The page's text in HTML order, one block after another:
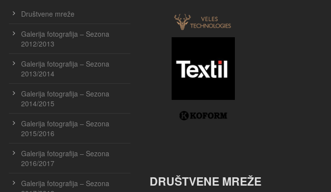
Društvene mreže
Galerija fotografija – Sezona
2012/2013
Galerija fotografija – Sezona
2013/2014
Galerija fotografija – Sezona
2014/2015
Galerija fotografija – Sezona
2015/2016
Galerija fotografija – Sezona
2016/2017
Galerija fotografija – Sezona
DRUŠTVENE MREŽE